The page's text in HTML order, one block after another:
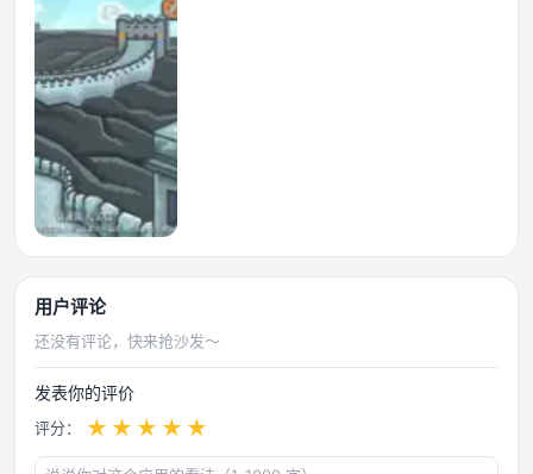
用户评论
还没有评论，快来抢沙发～
发表你的评价
评分： ★ ★ ★ ★ ★